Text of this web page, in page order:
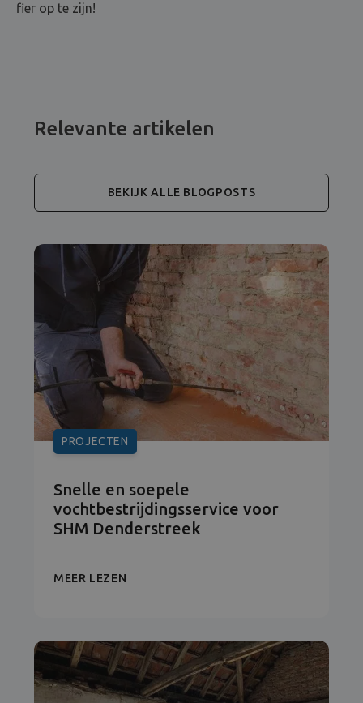
fier op te zijn!
Relevante artikelen
BEKIJK ALLE BLOGPOSTS
PROJECTEN
Snelle en soepele
vochtbestrijdingsservice voor
SHM Denderstreek
MEER LEZEN